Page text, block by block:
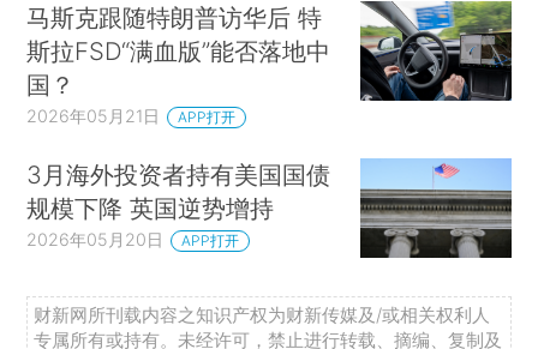
马斯克跟随特朗普访华后 特
斯拉FSD“满血版”能否落地中
国？
2026年05月21日 APP打开
3月海外投资者持有美国国债
规模下降 英国逆势增持
2026年05月20日 APP打开
财新网所刊载内容之知识产权为财新传媒及/或相关权利人
专属所有或持有。未经许可，禁止进行转载、摘编、复制及